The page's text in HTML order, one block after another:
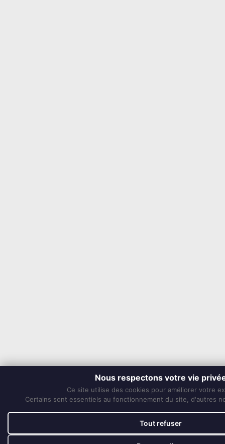
Nous respectons votre vie
Ce site utilise des cookies pour améliorer votre
Certains sont essentiels au fonctionnement du site, d'autres
Tout refuser